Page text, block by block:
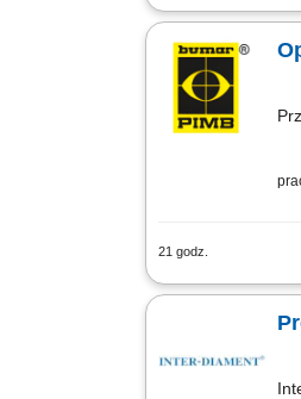
21 godz.